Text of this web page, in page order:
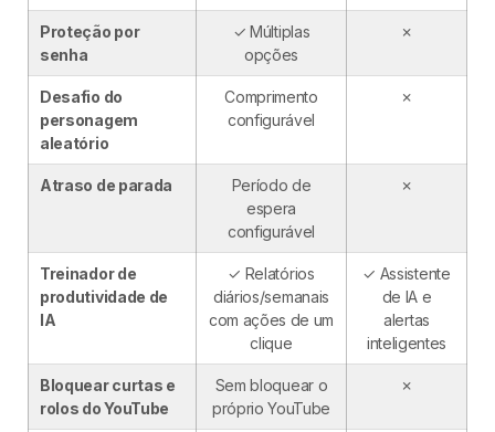
Proteção por
senha
✓ Múltiplas
opções
✗
Desafio do
personagem
aleatório
Comprimento
configurável
✗
Atraso de parada
Período de
espera
configurável
✗
Treinador de
produtividade de
IA
✓ Relatórios
diários/semanais
com ações de um
clique
✓ Assistente
de IA e
alertas
inteligentes
Bloquear curtas e
rolos do YouTube
Sem bloquear o
próprio YouTube
✗